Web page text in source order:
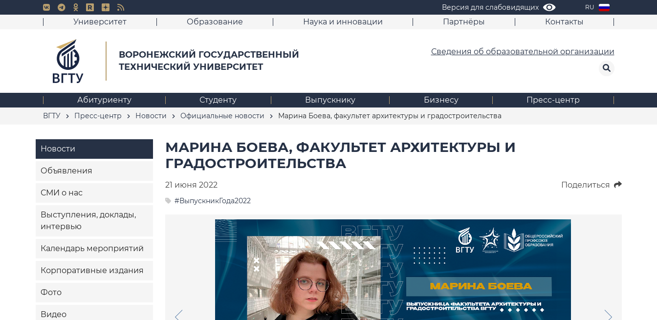
Версия для слабовидящих RU
Университет Образование Наука и инновации Партнёры Контакты
ВОРОНЕЖСКИЙ ГОСУДАРСТВЕННЫЙ
ТЕХНИЧЕСКИЙ УНИВЕРСИТЕТ
Сведения об образовательной организации
Абитуриенту Студенту Выпускнику Бизнесу Пресс-центр
ВГТУ Пресс-центр Новости Официальные новости Марина Боева, факультет архитектуры и градостроительства
Новости
Объявления
СМИ о нас
Выступления, доклады,
интервью
Календарь мероприятий
Корпоративные издания
Фото
Видео
МАРИНА БОЕВА, ФАКУЛЬТЕТ АРХИТЕКТУРЫ И
ГРАДОСТРОИТЕЛЬСТВА
21 июня 2022 Поделиться
#ВыпускникГода2022